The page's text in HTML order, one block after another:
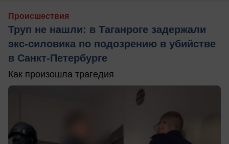
Происшествия
Труп не нашли: в Таганроге задержали
экс-силовика по подозрению в убийстве
в Санкт-Петербурге
Как произошла трагедия